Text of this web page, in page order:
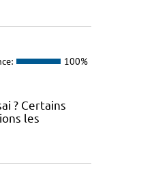
100%
? Certains
les